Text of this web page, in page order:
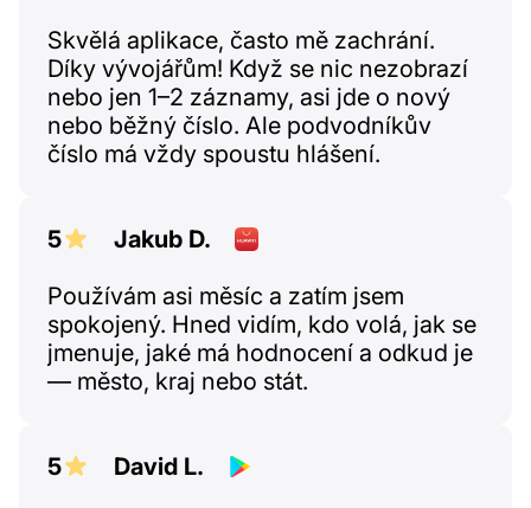
Skvělá aplikace, často mě zachrání.
Díky vývojářům! Když se nic nezobrazí
nebo jen 1–2 záznamy, asi jde o nový
nebo běžný číslo. Ale podvodníkův
číslo má vždy spoustu hlášení.
5
Jakub D.
Používám asi měsíc a zatím jsem
spokojený. Hned vidím, kdo volá, jak se
jmenuje, jaké má hodnocení a odkud je
— město, kraj nebo stát.
5
David L.